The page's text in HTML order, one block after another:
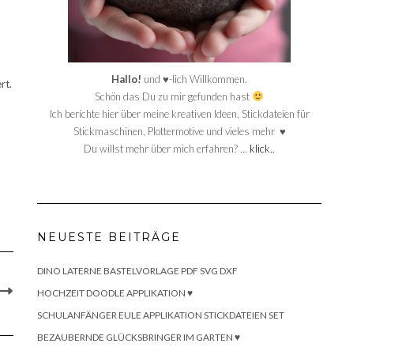
Hallo! und ♥-lich Willkommen.
Schön das Du zu mir gefunden hast
Ich berichte hier über meine kreativen Ideen, Stickdateien für
Stickmaschinen, Plottermotive und vieles mehr ♥
Du willst mehr über mich erfahren? … klick..
NEUESTE BEITRÄGE
DINO LATERNE BASTELVORLAGE PDF SVG DXF
HOCHZEIT DOODLE APPLIKATION ♥
SCHULANFÄNGER EULE APPLIKATION STICKDATEIEN SET
BEZAUBERNDE GLÜCKSBRINGER IM GARTEN ♥